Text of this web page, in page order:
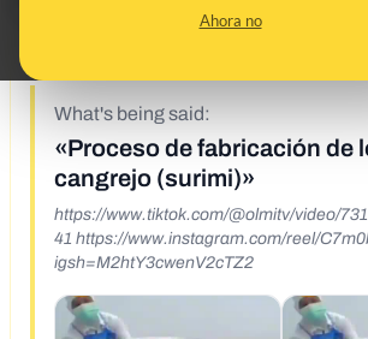
Ahora no
What's being said:
«Proceso de fabricación de
cangrejo (surimi)»
https://www.tiktok.com/@olmitv/video/
41 https://www.instagram.com/reel/C7m0bN7oOor/?
igsh=M2htY3cwenV2cTZ2